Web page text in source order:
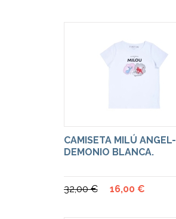
CAMISETA MILÚ ANGEL-
DEMONIO BLANCA.
32,00 € 16,00 €